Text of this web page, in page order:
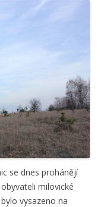
se dnes prohánějí
milovické
vysazeno na